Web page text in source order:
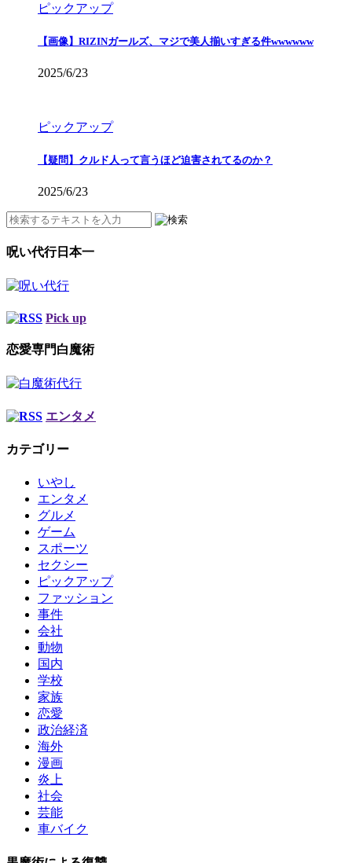
ピックアップ
【画像】RIZINガールズ、マジで美人揃いすぎる件wwwwww
2025/6/23
ピックアップ
【疑問】クルド人って言うほど迫害されてるのか？
2025/6/23
呪い代行日本一
Pick up
恋愛専門白魔術
エンタメ
カテゴリー
いやし
エンタメ
グルメ
ゲーム
スポーツ
セクシー
ピックアップ
ファッション
事件
会社
動物
国内
学校
家族
恋愛
政治経済
海外
漫画
炎上
社会
芸能
車バイク